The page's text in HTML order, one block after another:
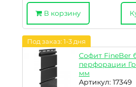
В корзину
Под заказ: 1-3 дня
Софит FineBer
перфорации
мм
Артикул: 17349